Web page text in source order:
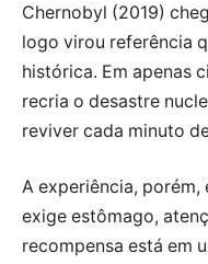
Chernobyl (2019)
logo virou referência
histórica. Em apenas
recria o desastre
reviver cada minuto
A experiência,
exige estômago,
recompensa está em